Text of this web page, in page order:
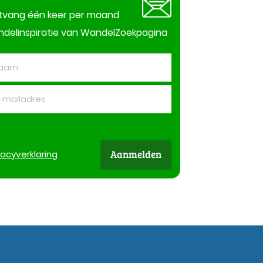
één keer per maand
van WandelZoekpagina
verklaring Aanmelden